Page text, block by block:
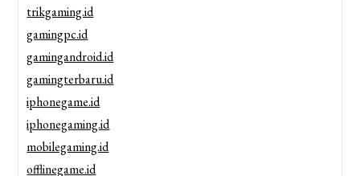
trikgaming.id
gamingpc.id
gamingandroid.id
gamingterbaru.id
iphonegame.id
iphonegaming.id
mobilegaming.id
offlinegame.id